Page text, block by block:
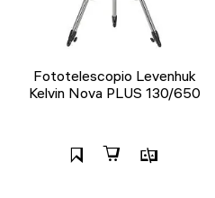
Fototelescopio Levenhuk
Kelvin Nova PLUS 130/650